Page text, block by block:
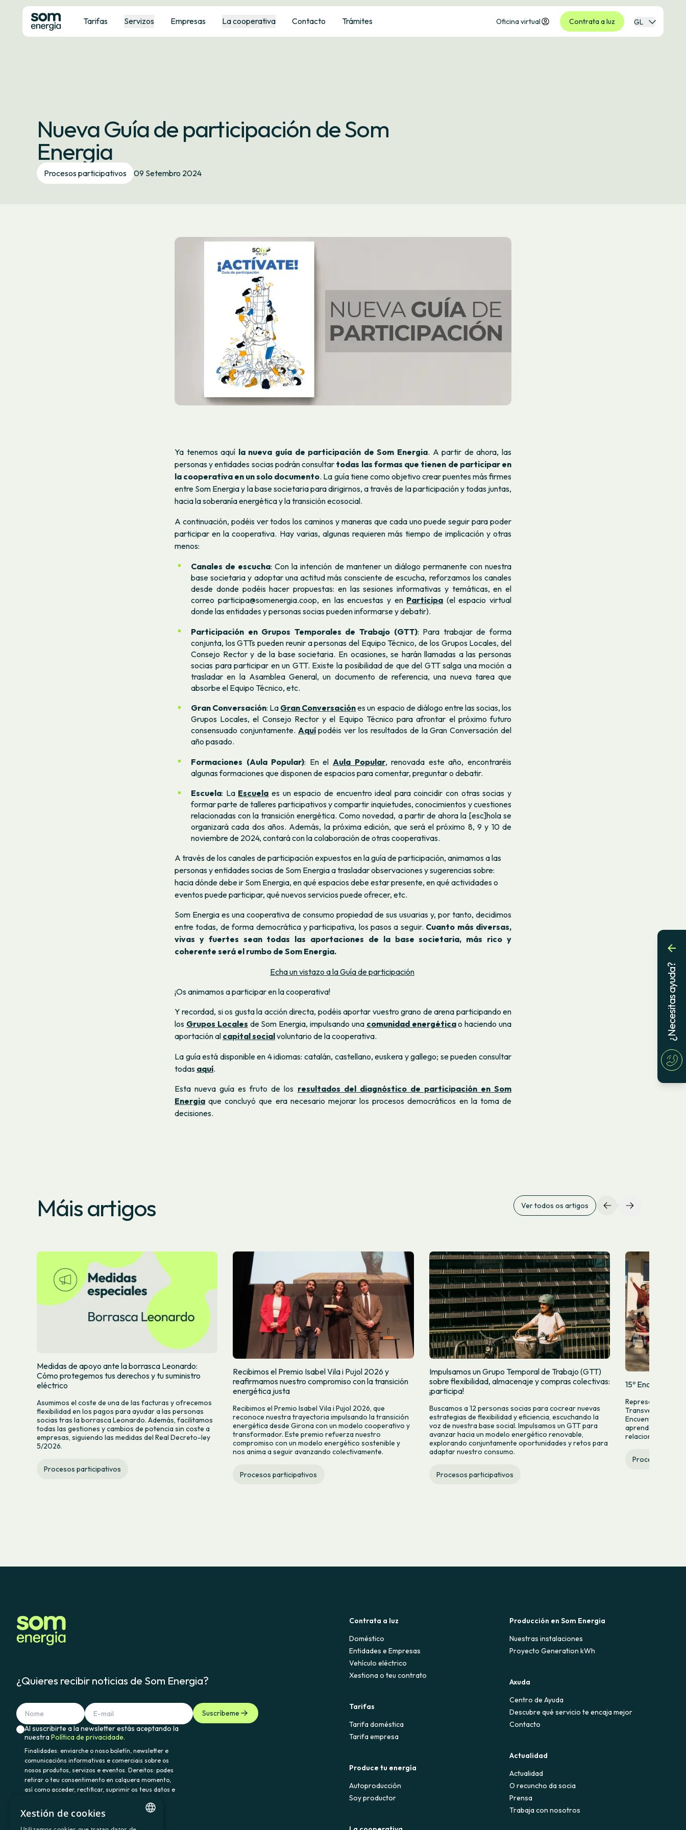
Tarifas Servizos Empresas La cooperativa Contacto Trámites Oficina virtual Contrata a luz GL
Nueva Guía de participación de Som
Energia
Procesos participativos 09 Setembro 2024
Ya tenemos aquí la nueva guía de participación de Som Energia. A partir de ahora, las
personas y entidades socias podrán consultar todas las formas que tienen de participar en
la cooperativa en un solo documento. La guía tiene como objetivo crear puentes más firmes
entre Som Energia y la base societaria para dirigirnos, a través de la participación y todas juntas,
hacia la soberanía energética y la transición ecosocial.
A continuación, podéis ver todos los caminos y maneras que cada uno puede seguir para poder
participar en la cooperativa. Hay varias, algunas requieren más tiempo de implicación y otras
menos:
Canales de escucha: Con la intención de mantener un diálogo permanente con nuestra
base societaria y adoptar una actitud más consciente de escucha, reforzamos los canales
desde donde podéis hacer propuestas: en las sesiones informativas y temáticas, en el
correo participa@somenergia.coop, en las encuestas y en Participa (el espacio virtual
donde las entidades y personas socias pueden informarse y debatir).
Participación en Grupos Temporales de Trabajo (GTT): Para trabajar de forma
conjunta, los GTTs pueden reunir a personas del Equipo Técnico, de los Grupos Locales, del
Consejo Rector y de la base societaria. En ocasiones, se harán llamadas a las personas
socias para participar en un GTT. Existe la posibilidad de que del GTT salga una moción a
trasladar en la Asamblea General, un documento de referencia, una nueva tarea que
absorbe el Equipo Técnico, etc.
Gran Conversación: La Gran Conversaciónes un espacio de diálogo entre las socias, los
Grupos Locales, el Consejo Rector y el Equipo Técnico para afrontar el próximo futuro
consensuado conjuntamente. Aquípodéis ver los resultados de la Gran Conversación del
año pasado.
Formaciones (Aula Popular): En el Aula Popular, renovada este año, encontraréis
algunas formaciones que disponen de espacios para comentar, preguntar o debatir.
Escuela: La Escuela es un espacio de encuentro ideal para coincidir con otras socias y
formar parte de talleres participativos y compartir inquietudes, conocimientos y cuestiones
relacionadas con la transición energética. Como novedad, a partir de ahora la [esc]hola se
organizará cada dos años. Además, la próxima edición, que será el próximo 8, 9 y 10 de
noviembre de 2024, contará con la colaboración de otras cooperativas.
A través de los canales de participación expuestos en la guía de participación, animamos a las
personas y entidades socias de Som Energia a trasladar observaciones y sugerencias sobre: ​​
hacia dónde debe ir Som Energia, en qué espacios debe estar presente, en qué actividades o
eventos puede participar, qué nuevos servicios puede ofrecer, etc.
Som Energia es una cooperativa de consumo propiedad de sus usuarias y, por tanto, decidimos
entre todas, de forma democrática y participativa, los pasos a seguir. Cuanto más diversas,
vivas y fuertes sean todas las aportaciones de la base societaria, más rico y
coherente será el rumbo de Som Energia.
Echa un vistazo a la Guía de participación
¡Os animamos a participar en la cooperativa!
Y recordad, si os gusta la acción directa, podéis aportar vuestro grano de arena participando en
los Grupos Locales de Som Energia, impulsando una comunidad energéticao haciendo una
aportación al capital socialvoluntario de la cooperativa.
La guía está disponible en 4 idiomas: catalán, castellano, euskera y gallego; se pueden consultar
todas aquí.
Esta nueva guía es fruto de los resultados del diagnóstico de participación en Som
Energia que concluyó que era necesario mejorar los procesos democráticos en la toma de
decisiones.
Máis artigos Ver todos os artigos
Medidas de apoyo ante la borrasca Leonardo:
Cómo protegemos tus derechos y tu suministro
eléctrico
Asumimos el coste de una de las facturas y ofrecemos
flexibilidad en los pagos para ayudar a las personas
socias tras la borrasca Leonardo. Además, facilitamos
todas las gestiones y cambios de potencia sin coste a
empresas, siguiendo las medidas del Real Decreto-ley
5/2026.
Procesos participativos
Recibimos el Premio Isabel Vila i Pujol 2026 y
reafirmamos nuestro compromiso con la transición
energética justa
Recibimos el Premio Isabel Vila i Pujol 2026, que
reconoce nuestra trayectoria impulsando la transición
energética desde Girona con un modelo cooperativo y
transformador. Este premio refuerza nuestro
compromiso con un modelo energético sostenible y
nos anima a seguir avanzando colectivamente.
Procesos participativos
Impulsamos un Grupo Temporal de Trabajo (GTT)
sobre flexibilidad, almacenaje y compras colectivas:
¡participa!
Buscamos a 12 personas socias para cocrear nuevas
estrategias de flexibilidad y eficiencia, escuchando la
voz de nuestra base social. Impulsamos un GTT para
avanzar hacia un modelo energético renovable,
explorando conjuntamente oportunidades y retos para
adaptar nuestro consumo.
Procesos participativos
15º Encuentro
Representantes
Transversales se
Encuentro de
aprendizajes y
relacionarse. De
Procesos
¿Quieres recibir noticias de Som Energia?
Suscríbeme
Al suscribirte a la newsletter estás aceptando la
nuestraPolítica de privacidade.
Finalidades: enviarche o noso boletín, newsletter e
comunicacións informativas e comerciais sobre os
nosos produtos, servizos e eventos. Dereitos: podes
retirar o teu consentimento en calquera momento,
así como acceder, rectificar, suprimir os teus datos e
datos.com. Información adicional:
Política de
privacidade.
Contrata a luz
Doméstico
Entidades e Empresas
Vehículo eléctrico
Xestiona o teu contrato
Tarifas
Tarifa doméstica
Tarifa empresa
Produce tu energía
Autoproducción
Soy productor
Producción en Som Energia
Nuestras instalaciones
Proyecto Generation kWh
Axuda
Centro de Ayuda
Descubre qué servicio te encaja mejor
Contacto
Actualidad
Actualidad
O recuncho da socia
Prensa
Trabaja con nosotros
¿Necesitas ayuda?
Xestión de cookies